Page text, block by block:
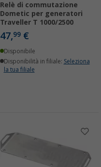
Relè di commutazione
Dometic per generatori
Traveller T 1000/2500
47,99 €
Disponibile
Disponibilità in filiale: Seleziona
la tua filiale